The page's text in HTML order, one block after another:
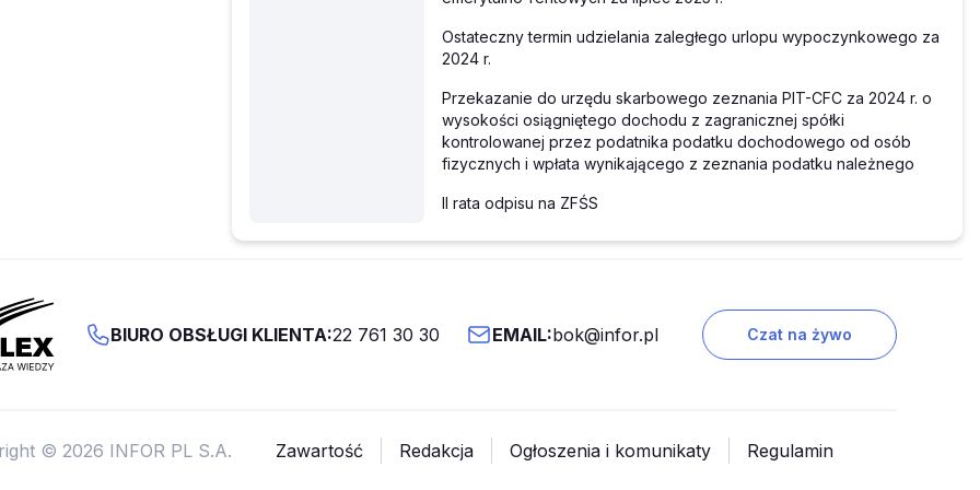
Ostateczny termin udzielania zaległego urlopu wypoczynkowego za
2024 r.
Przekazanie do urzędu skarbowego zeznania PIT-CFC za 2024 r. o
wysokości osiągniętego dochodu z zagranicznej spółki
kontrolowanej przez podatnika podatku dochodowego od osób
fizycznych i wpłata wynikającego z zeznania podatku należnego
II rata odpisu na ZFŚS
BIURO OBSŁUGI KLIENTA:22 761 30 30 EMAIL:bok@infor.pl Czat na żywo
© 2026 INFOR PL S.A. Zawartość Redakcja Ogłoszenia i komunikaty Regulamin